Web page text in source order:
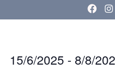
15/6/2025 - 8/8/